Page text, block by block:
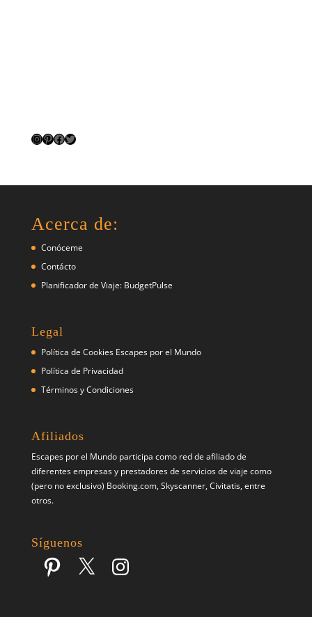
Instagram
Pinterest
Facebook
Twitter
Acerca de:
Conóceme
Contácto
Planificador de Viaje: BudgetPulse
Legal
Política de Cookies Escapes por el Mundo
Política de Privacidad
Términos y Condiciones
Afiliados
Escapes por el Mundo participa como red de afiliado de
diferentes empresas y prestadores de servicios de viaje como
(pero no exclusivo) Booking.com, Skyscanner, Civitatis, entre
otros.
Síguenos
Pinterest X Instagram